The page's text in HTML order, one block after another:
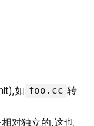
如 foo.cc 转
对独立的,这也